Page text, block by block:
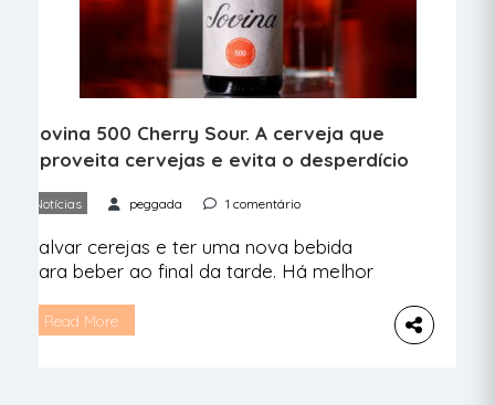
Sovina 500 Cherry Sour. A cerveja que
aproveita cervejas e evita o desperdício
Notícias peggada 1 comentário
Salvar cerejas e ter uma nova bebida
para beber ao final da tarde. Há melhor
encontrar a nova Sovina sustentável.
Read More